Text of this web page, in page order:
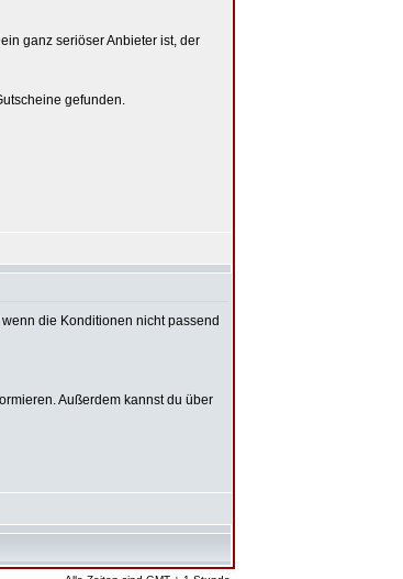
ganz seriöser Anbieter ist, der
gefunden.
die Konditionen nicht passend
Außerdem kannst du über